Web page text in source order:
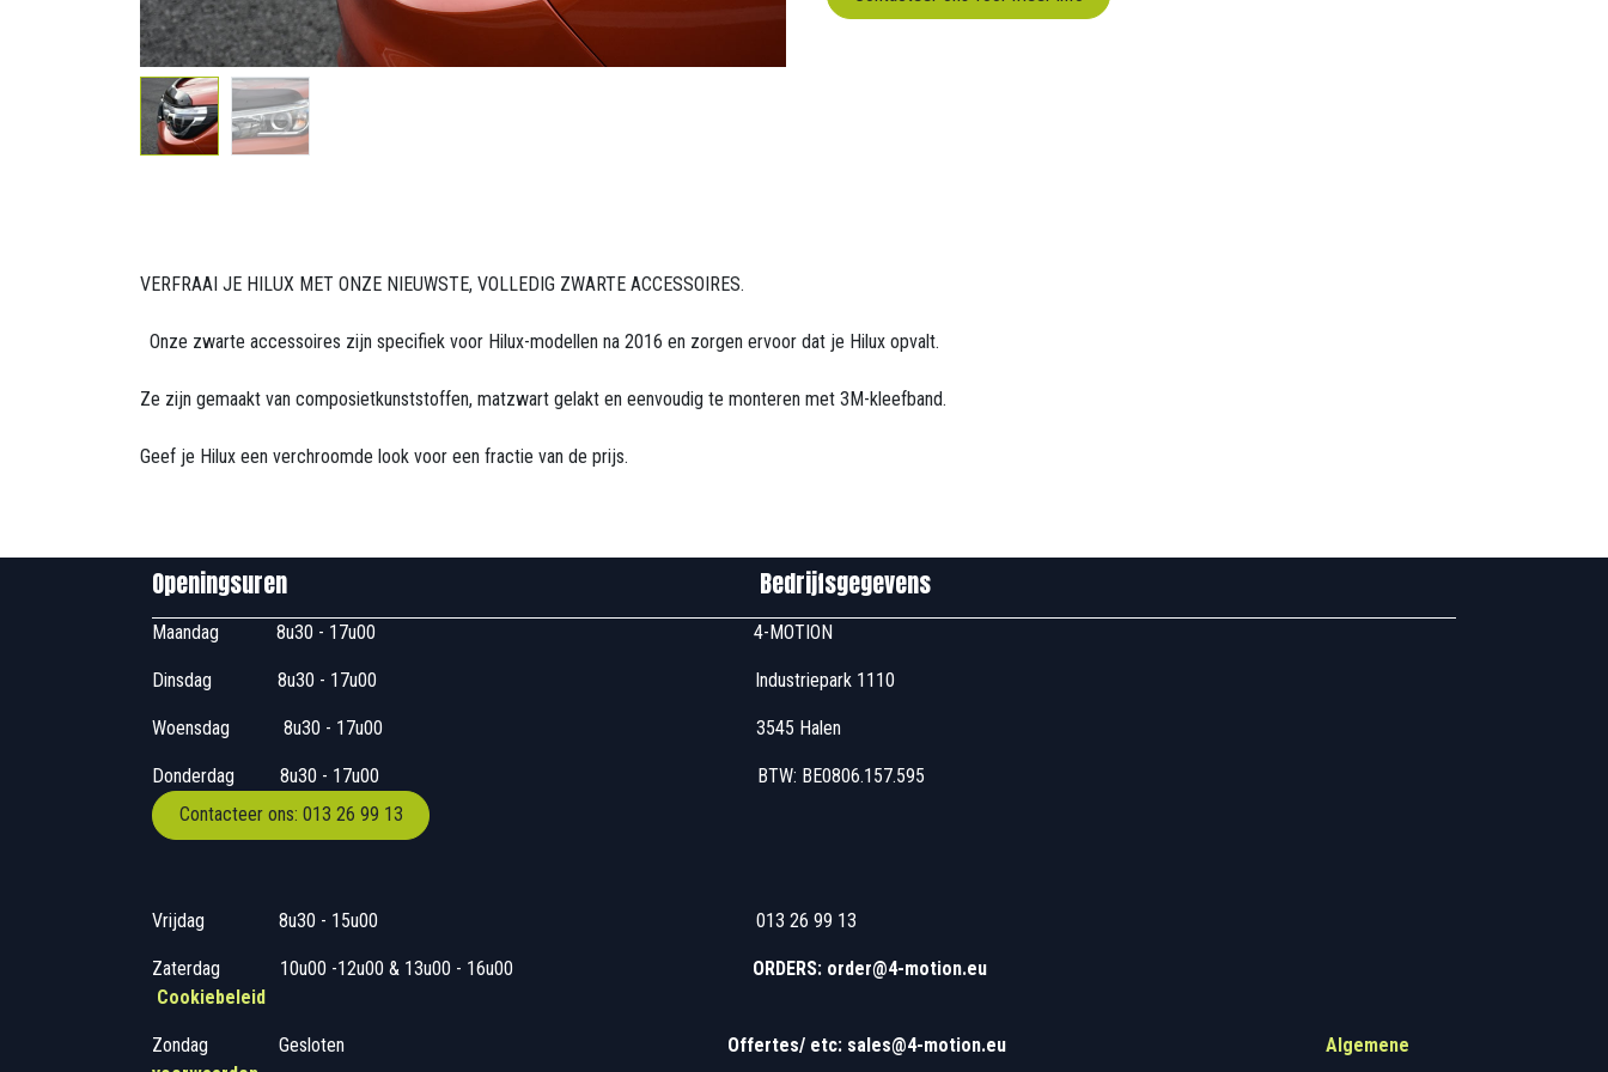
VERFRAAI JE HILUX MET ONZE NIEUWSTE, VOLLEDIG ZWARTE ACCESSOIRES.
Onze zwarte accessoires zijn specifiek voor Hilux-modellen na 2016 en zorgen ervoor dat je Hilux opvalt.
Ze zijn gemaakt van composietkunststoffen, matzwart gelakt en eenvoudig te monteren met 3M-kleefband.
Geef je Hilux een verchroomde look voor een fractie van de prijs.
Openingsuren Bedrijfsgegevens
Maandag ​8u30 - 17u00 4-MOTION
Dinsdag ​8u30 - 17u00 Industriepark 1110
Woensdag ​​​ 8u30 - 17u00 3545 Halen
Donderdag
​​8u30 - 17u00 BTW: BE0806.157.595
Contacteer ons: 013 26 99 13
Vrijdag ​8u30 - 15u00 013 26 99 13
Zaterdag ​10u00 -12u00 & 13u00 - 16u00 ORDERS: order@4-motion.eu
Cookiebeleid
Zondag ​​Gesloten Offertes/ etc: sales@4-motion.eu
Algemene